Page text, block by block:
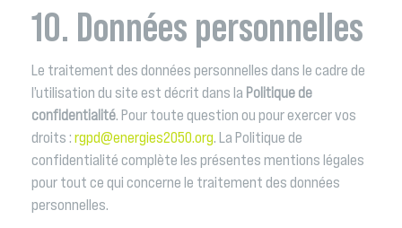
10. Données personnelles
Le traitement des données personnelles dans le cadre de
l’utilisation du site est décrit dans la Politique de
confidentialité. Pour toute question ou pour exercer vos
droits : rgpd@energies2050.org. La Politique de
confidentialité complète les présentes mentions légales
pour tout ce qui concerne le traitement des données
personnelles.